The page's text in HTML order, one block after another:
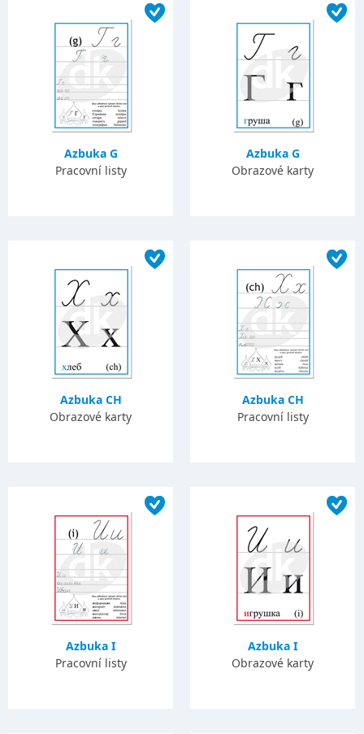
Azbuka G
Pracovní listy
Azbuka G
Obrazové karty
Azbuka CH
Obrazové karty
Azbuka CH
Pracovní listy
Azbuka I
Pracovní listy
Azbuka I
Obrazové karty